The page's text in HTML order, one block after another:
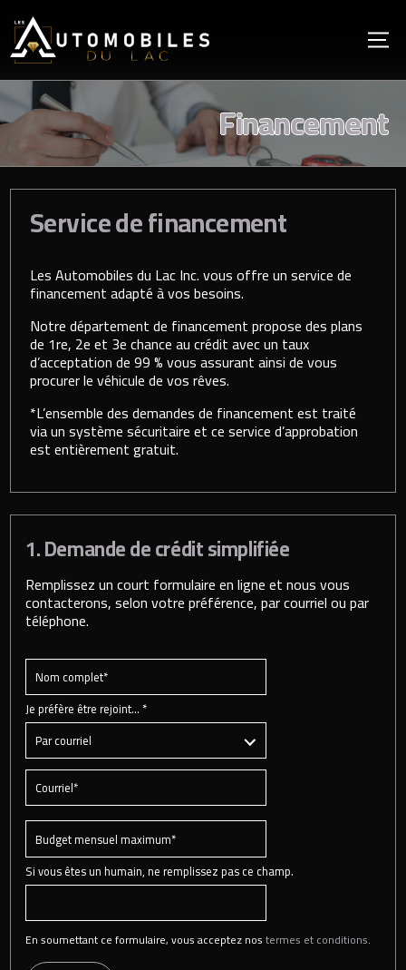
Financement
Service de financement
Les Automobiles du Lac Inc. vous offre un service de
financement adapté à vos besoins.
Notre département de financement propose des plans
de 1re, 2e et 3e chance au crédit avec un taux
d’acceptation de 99 % vous assurant ainsi de vous
procurer le véhicule de vos rêves.
*L’ensemble des demandes de financement est traité
via un système sécuritaire et ce service d’approbation
est entièrement gratuit.
1. Demande de crédit simplifiée
Remplissez un court formulaire en ligne et nous vous
contacterons, selon votre préférence, par courriel ou par
téléphone.
Je préfère être rejoint… *
Si vous êtes un humain, ne remplissez pas ce champ.
En soumettant ce formulaire, vous acceptez nostermes et conditions.